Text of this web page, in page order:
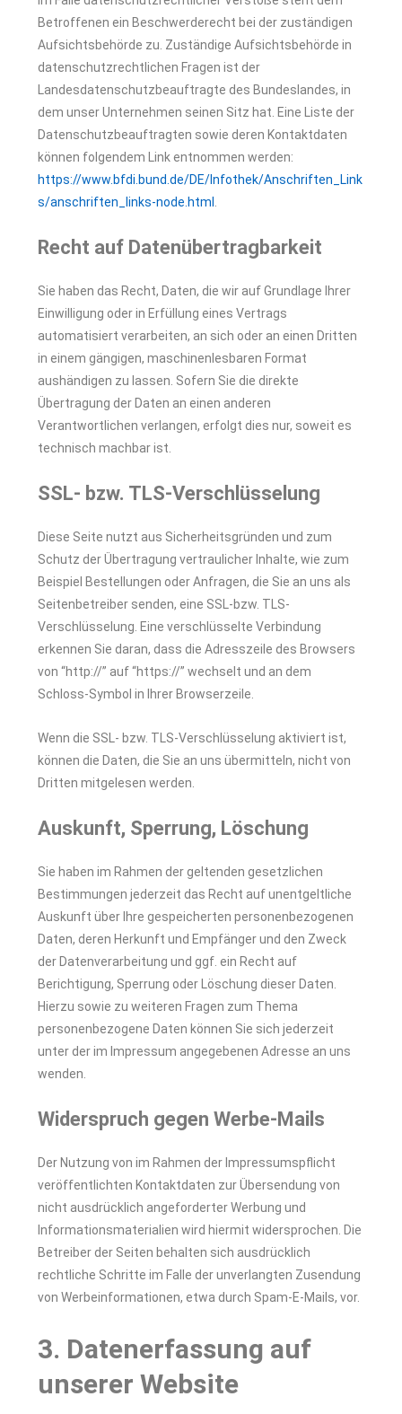
Betroffenen ein Beschwerderecht bei der zuständigen
Aufsichtsbehörde zu. Zuständige Aufsichtsbehörde in
datenschutzrechtlichen Fragen ist der
Landesdatenschutzbeauftragte des Bundeslandes, in
dem unser Unternehmen seinen Sitz hat. Eine Liste der
Datenschutzbeauftragten sowie deren Kontaktdaten
können folgendem Link entnommen werden:
https://www.bfdi.bund.de/DE/Infothek/Anschriften_Link
s/anschriften_links-node.html
Recht auf Datenübertragbarkeit
Sie haben das Recht, Daten, die wir auf Grundlage Ihrer
Einwilligung oder in Erfüllung eines Vertrags
automatisiert verarbeiten, an sich oder an einen Dritten
in einem gängigen, maschinenlesbaren Format
aushändigen zu lassen. Sofern Sie die direkte
Übertragung der Daten an einen anderen
Verantwortlichen verlangen, erfolgt dies nur, soweit es
technisch machbar ist.
SSL- bzw. TLS-Verschlüsselung
Diese Seite nutzt aus Sicherheitsgründen und zum
Schutz der Übertragung vertraulicher Inhalte, wie zum
Beispiel Bestellungen oder Anfragen, die Sie an uns als
Seitenbetreiber senden, eine SSL-bzw. TLS-
Verschlüsselung. Eine verschlüsselte Verbindung
erkennen Sie daran, dass die Adresszeile des Browsers
von “http://” auf “https://” wechselt und an dem
Schloss-Symbol in Ihrer Browserzeile.
Wenn die SSL- bzw. TLS-Verschlüsselung aktiviert ist,
können die Daten, die Sie an uns übermitteln, nicht von
Dritten mitgelesen werden.
Auskunft, Sperrung, Löschung
Sie haben im Rahmen der geltenden gesetzlichen
Bestimmungen jederzeit das Recht auf unentgeltliche
Auskunft über Ihre gespeicherten personenbezogenen
Daten, deren Herkunft und Empfänger und den Zweck
der Datenverarbeitung und ggf. ein Recht auf
Berichtigung, Sperrung oder Löschung dieser Daten.
Hierzu sowie zu weiteren Fragen zum Thema
personenbezogene Daten können Sie sich jederzeit
unter der im Impressum angegebenen Adresse an uns
wenden.
Widerspruch gegen Werbe-Mails
Der Nutzung von im Rahmen der Impressumspflicht
veröffentlichten Kontaktdaten zur Übersendung von
nicht ausdrücklich angeforderter Werbung und
Informationsmaterialien wird hiermit widersprochen. Die
Betreiber der Seiten behalten sich ausdrücklich
rechtliche Schritte im Falle der unverlangten Zusendung
von Werbeinformationen, etwa durch Spam-E-Mails, vor.
3. Datenerfassung auf
unserer Website